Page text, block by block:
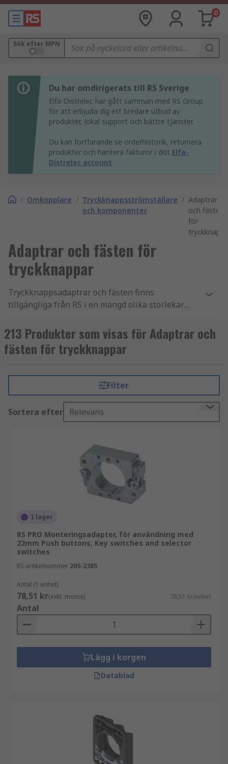
0
Sök efter MPN
Du har omdirigerats till RS Sverige
Elfa-Distrelec har gått samman med RS Group
för att erbjuda dig ett bredare utbud av
produkter, lokal support och bättre tjänster.
Du kan fortfarande se orderhistorik, returnera
produkter och hantera fakturor i ditt Elfa-
Distrelec account
/ Omkopplare / Tryckknappsströmställare
och komponenter
/ Adaptrar
och fästen
för
Adaptrar och fästen för
tryckknappar
Tryckknappsadaptrar och fästen finns
tillgängliga från RS i en mängd olika storlekar
Eaton, Schneider och Siemens. De består av
antirotationsringar, tryckknappsadaptrar och
monteringskomponenter.
213 Produkter som visas för Adaptrar och
fästen för tryckknappar
Filter
Sortera efter Relevans
I lager
RS PRO Monteringsadapter, för användning med
22mm Push buttons, Key switches and selector
switches
RS-artikelnummer 205-2385
Antal (1 enhet)
78,51 kr(exkl. moms) 78,51 kr/enhet
Antal
Lägg i korgen
Datablad